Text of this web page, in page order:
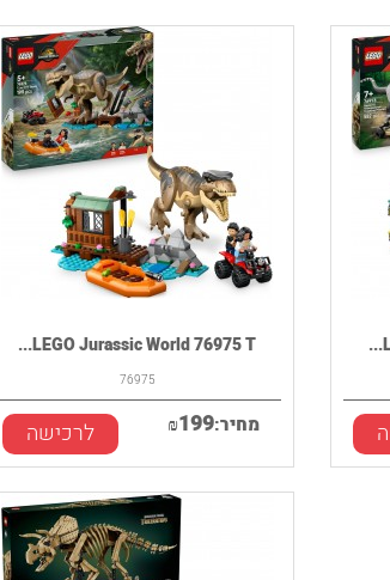
LEGO Jurassic World 76975 T...
76975
מחיר: ₪199 לרכישה